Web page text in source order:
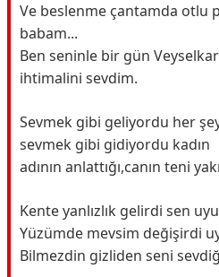
Ve beslenme çantamda otlu
babam...
Ben seninle bir gün
ihtimalini sevdim.
Sevmek gibi geliyordu her
sevmek gibi gidiyordu kadın
adının anlattığı,canın teni
Kente yanlızlık gelirdi sen
Yüzümde mevsim değişirdi
Bilmezdin gizliden seni